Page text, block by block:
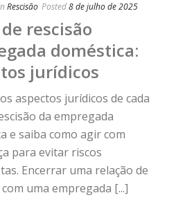
Rescisão Posted8 de julho de 2025
rescisão
doméstica:
jurídicos
aspectos jurídicos de cada
da empregada
e saiba como agir com
para evitar riscos
Encerrar uma relação de
uma empregada [...]